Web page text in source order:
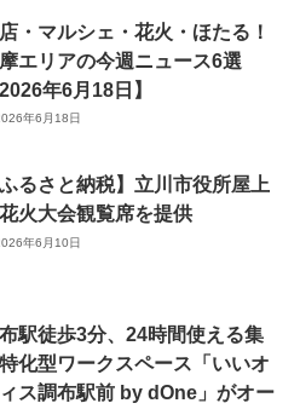
・マルシェ・花火・ほたる！
エリアの今週ニュース6選
2026年6月18日】
年6月18日
ふるさと納税】立川市役所屋上
火大会観覧席を提供
年6月10日
駅徒歩3分、24時間使える集
化型ワークスペース「いいオ
ス調布駅前 by dOne」がオー